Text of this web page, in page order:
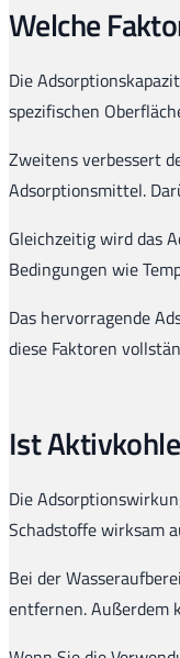
Welche
Die
spezifischen
Zweitens verbessert
Adsorptionsmittel.
Gleichzeitig wird das
Bedingungen wie
Das hervorragende
diese Faktoren
Ist
Die
Schadstoffe wirksam
Bei der
entfernen. Außerdem